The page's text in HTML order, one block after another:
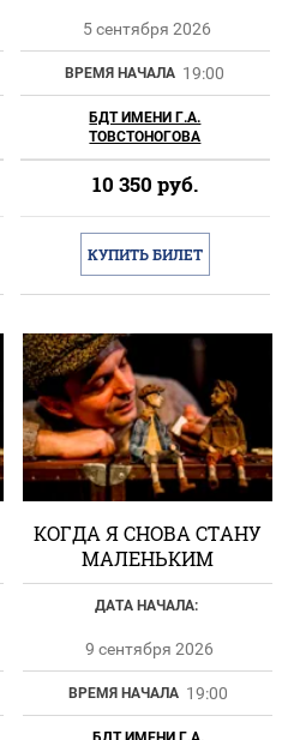
5 сентября 2026
ВРЕМЯ НАЧАЛА 19:00
БДТ ИМЕНИ Г.А.
ТОВСТОНОГОВА
10 350 руб.
КУПИТЬ БИЛЕТ
КОГДА Я СНОВА СТАНУ
МАЛЕНЬКИМ
ДАТА НАЧАЛА:
9 сентября 2026
ВРЕМЯ НАЧАЛА 19:00